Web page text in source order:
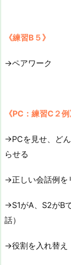
《練習B５》
→ペアワーク
《PC：練習C２例
→PCを見せ、ど
らせる
→正しい会話例
→S1がA、S2がB
話）
→役割を入れ替え